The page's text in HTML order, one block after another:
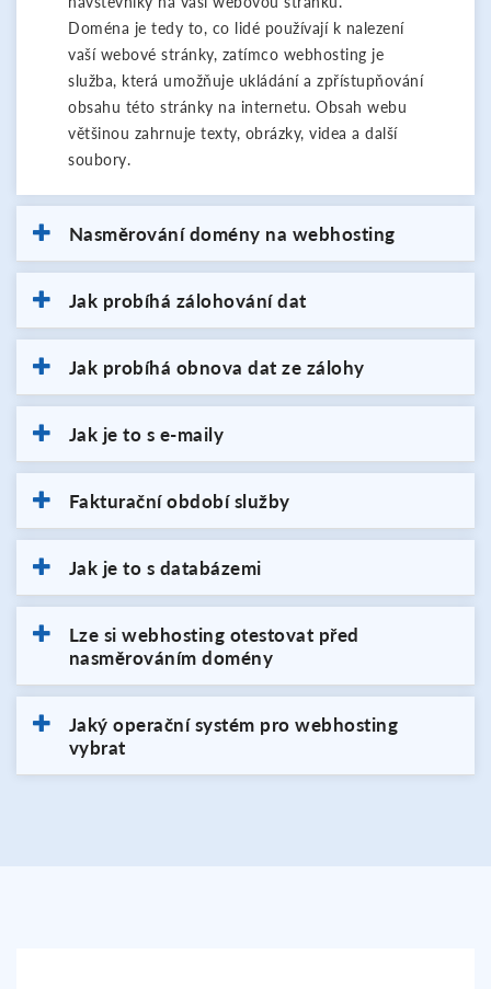
Doména je tedy to, co lidé používají k nalezení
vaší webové stránky, zatímco webhosting je
služba, která umožňuje ukládání a zpřístupňování
obsahu této stránky na internetu. Obsah webu
většinou zahrnuje texty, obrázky, videa a další
soubory.
Nasměrování domény na webhosting
Jak probíhá zálohování dat
Jak probíhá obnova dat ze zálohy
Jak je to s e-maily
Fakturační období služby
Jak je to s databázemi
Lze si webhosting otestovat před
nasměrováním domény
Jaký operační systém pro webhosting
vybrat